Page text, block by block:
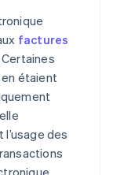
factures
étaient
des